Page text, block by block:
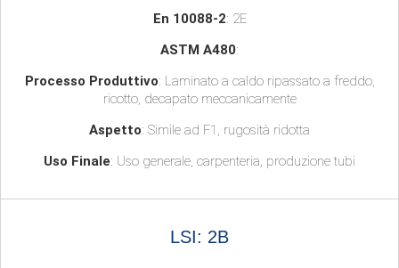
En 10088-2: 2E
ASTM A480:
Processo Produttivo: Laminato a caldo ripassato a freddo,
ricotto, decapato meccanicamente
Aspetto: Simile ad F1, rugosità ridotta
Uso Finale: Uso generale, carpenteria, produzione tubi
LSI: 2B